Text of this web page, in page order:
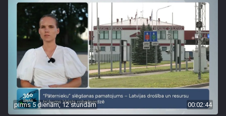
pirms 5 dienām, 12 stundām 00:02:44